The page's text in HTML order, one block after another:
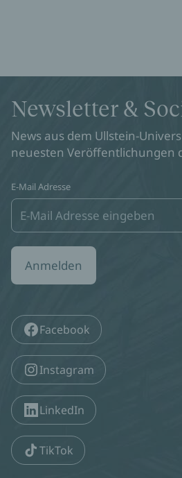
Newsletter &
News aus dem Ullstein-
neuesten Veröffentlichungen
E-Mail Adresse
Anmelden
Facebook
Instagram
LinkedIn
TikTok